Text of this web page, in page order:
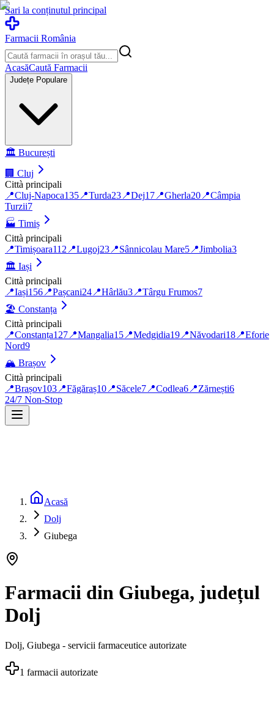
Sari la conținutul principal
Farmacii România
AcasăCaută Farmacii
Județe Populare
🏛️ București
🏢 Cluj
Città principali
📍Cluj-Napoca135 📍Turda23 📍Dej17 📍Gherla20 📍Câmpia
Turzii7
🏭 Timiș
Città principali
📍Timișoara112 📍Lugoj23 📍Sânnicolau Mare5 📍Jimbolia3
🏛️ Iași
Città principali
📍Iași156 📍Pașcani24 📍Hârlău3 📍Târgu Frumos7
🏖️ Constanța
Città principali
📍Constanța127 📍Mangalia15 📍Medgidia19 📍Năvodari18 📍Eforie
Nord9
🏔️ Brașov
Città principali
📍Brașov103 📍Făgăraș10 📍Săcele7 📍Codlea6 📍Zărnești6
24/7 Non-Stop
Acasă
Dolj
Giubega
Farmacii din Giubega, județul
Dolj
Dolj, Giubega - servicii farmaceutice autorizate
1 farmacii autorizate